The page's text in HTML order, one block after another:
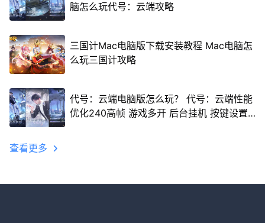
脑怎么玩代号：云端攻略
三国计Mac电脑版下载安装教程 Mac电脑怎
么玩三国计攻略
代号：云端电脑版怎么玩？ 代号：云端性能
优化240高帧 游戏多开 后台挂机 按键设置
查看更多